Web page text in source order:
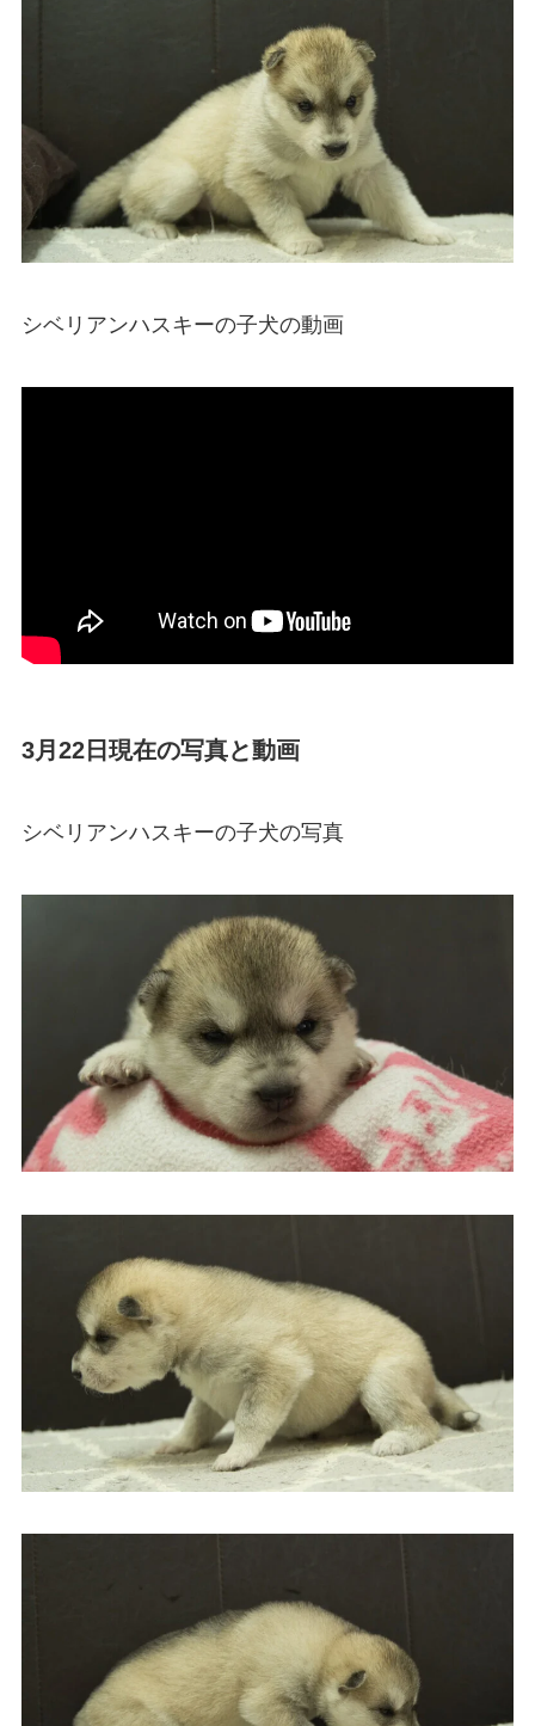
シベリアンハスキーの子犬の動画
3月22日現在の写真と動画
シベリアンハスキーの子犬の写真